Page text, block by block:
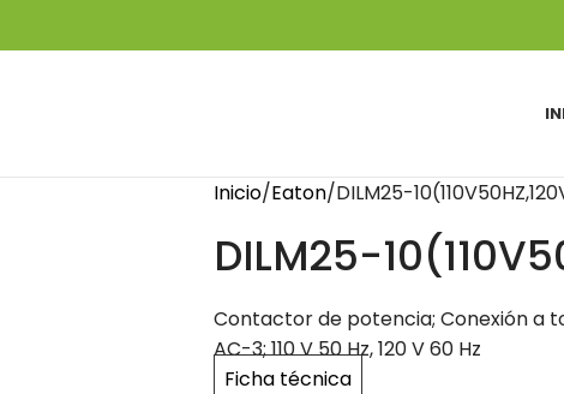
Inicio Eaton DILM25-
DILM25-
Contactor de potencia; Conexión a
AC-3; 110 V 50 Hz, 120 V 60 Hz
Ficha técnica